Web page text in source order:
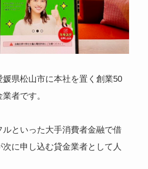
媛県松山市に本社を置く創業50
者です。
ルといった大手消費者金融で借
次に申し込む貸金業者として人